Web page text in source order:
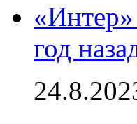
год